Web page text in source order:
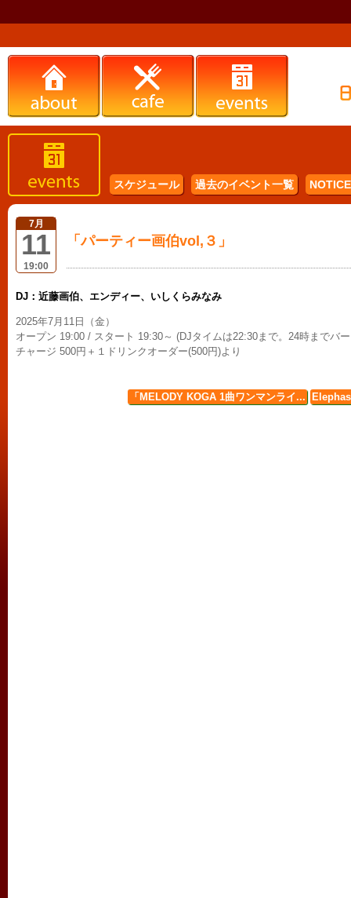
スケジュール 過去のイベント一覧
7月
11
19:00
「パーティー画伯vol,３」
DJ：近藤画伯、エンディー、いしくらみなみ
2025年7月11日（金）
オープン 19:00 / スタート 19:30～ (DJタイムは22:30まで。24時までバ
チャージ 500円＋１ドリンクオーダー(500円)より
「MELODY KOGA 1曲ワンマンライ...